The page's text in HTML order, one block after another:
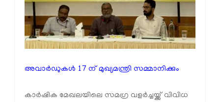
അവാർഡുകൾ 17 ന് മുഖ്യമന്ത്രി സമ്മാനിക്കും
കാർഷിക മേഖലയിലെ സമഗ്ര വളർച്ചയ്ക്ക് വിവിധ